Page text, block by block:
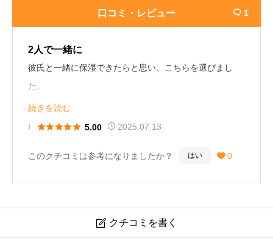
口コミ・レビュー  1
2人で一緒に
彼氏と一緒に保湿できたらと思い、こちらを選びまし
た。
ゼラニウムの香りはとても好みで、2人ともお気に入り
です。
（31歳 女性）
続きを読む
I
 5.00 2025.07.13
このクチコミは参考になりましたか？ はい  0
 クチコミを書く